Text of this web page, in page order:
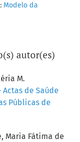
Modelo da
autor(es)
M.
Actas de Saúde
Públicas de
Maria Fátima de